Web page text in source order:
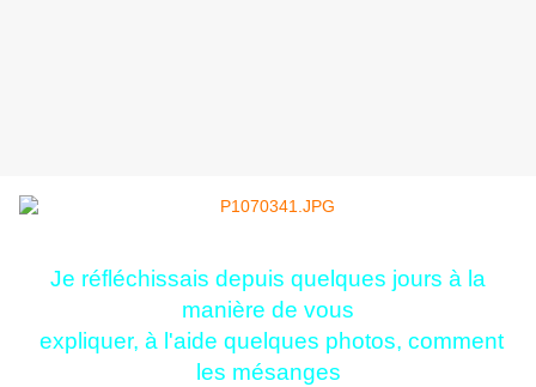
Je réfléchissais depuis quelques jours à la
manière de vous
expliquer, à l'aide quelques photos, comment
les mésanges